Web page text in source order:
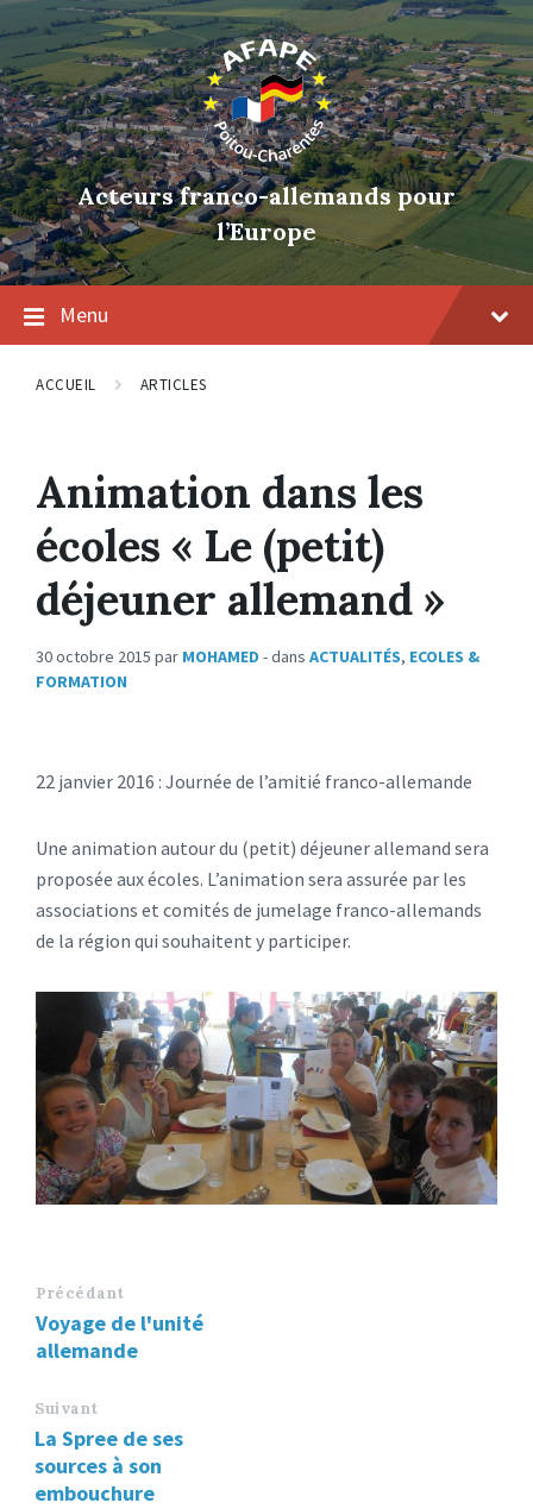
Skip
to
content
Skip
to
main
navigation
Skip
to
footer
Acteurs franco-allemands pour
l’Europe
Menu
ACCUEIL ARTICLES
Animation dans les
écoles « Le (petit)
déjeuner allemand »
30 octobre 2015 par MOHAMED - dans ACTUALITÉS, ECOLES &
FORMATION
22 janvier 2016 : Journée de l’amitié franco-allemande
Une animation autour du (petit) déjeuner allemand sera
proposée aux écoles. L’animation sera assurée par les
associations et comités de jumelage franco-allemands
de la région qui souhaitent y participer.
Précédant
Voyage de l'unité
allemande
Suivant
La Spree de ses
sources à son
embouchure